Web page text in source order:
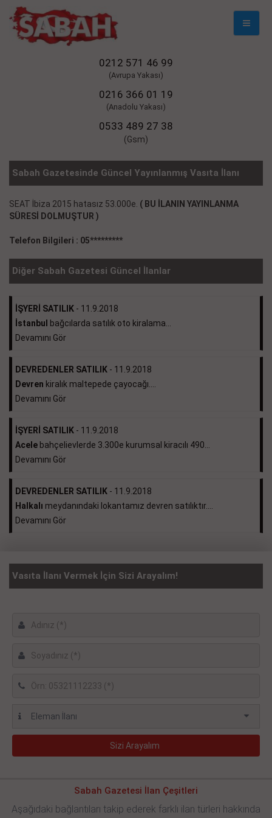
Mobil
0212 571 46 99
(Avrupa Yakası)
0216 366 01 19
(Anadolu Yakası)
0533 489 27 38
(Gsm)
Sabah Gazetesinde Güncel Yayınlanmış Vasıta İlanı
SEAT İbiza 2015 hatasız 53.000e. ( BU İLANIN YAYINLANMA
SÜRESİ DOLMUŞTUR )
Telefon Bilgileri : 05*********
Diğer Sabah Gazetesi Güncel İlanlar
İŞYERİ SATILIK - 11.9.2018
İstanbul
bağcılarda satılık oto kiralama...
Devamını Gör
DEVREDENLER SATILIK - 11.9.2018
Devren kiralık maltepede çayocağı....
Devamını Gör
İŞYERİ SATILIK - 11.9.2018
Acele bahçelievlerde 3.300e kurumsal kiracılı 490...
Devamını Gör
DEVREDENLER SATILIK - 11.9.2018
Halkalı meydanındaki lokantamız devren satılıktır....
Devamını Gör
Vasıta İlanı Vermek İçin Sizi Arayalım!
Sabah Gazetesi İlan Çeşitleri
Aşağıdaki bağlantıları takip ederek farklı ilan türleri hakkında